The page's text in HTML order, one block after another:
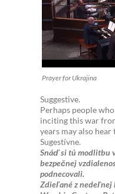
Prayer for Ukrajina
Suggestive.
Perhaps people
inciting this war
years may also hear
Sugestívne.
Snáď si tú modlitbu
bezpečnej
podnecovali.
Zdieľané z nedeľnej